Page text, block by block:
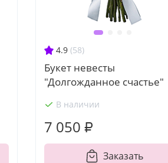
4.9 (58)
Букет невесты
"Долгожданное счастье"
В наличии
7 050 ₽
Заказать